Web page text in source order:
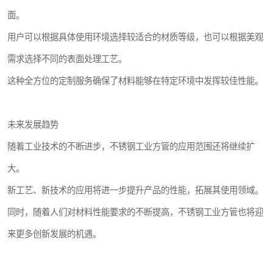
面。
用户可以根据具体使用环境选择较适合的材质等级，也可以根据美观
需求选择不同的表面处理工艺。
这种全方位的定制服务确保了材料能够在特定环境中发挥较佳性能。
未来发展趋势
随着工业技术的不断进步，不锈钢工业方管的应用范围还将继续扩
大。
新工艺、新技术的应用将进一步提升产品的性能，拓展其使用领域。
同时，随着人们对材料性能要求的不断提高，不锈钢工业方管也将迎
来更多创新发展的机遇。